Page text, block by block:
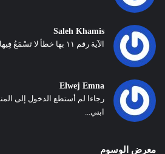
Saleh Khamis
الآية رقم ١١ بها خطأ لا تَسْمَعُ فِيها لاغِيَةً لقد ضمت التا...
Elwej Emna
رجاءا لم أستطع الدخول إلى
ابني...
معرض الوسوم